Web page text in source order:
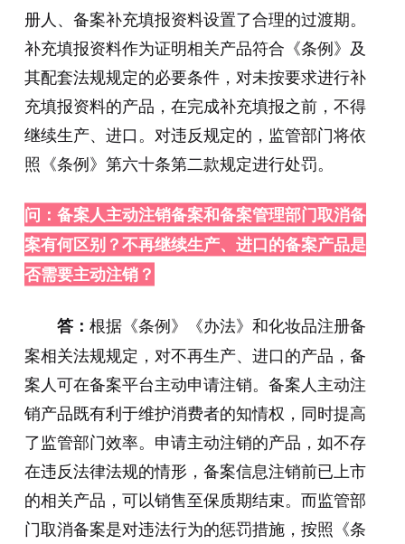
册人、备案补充填报资料设置了合理的过渡期。
补充填报资料作为证明相关产品符合《条例》及
其配套法规规定的必要条件，对未按要求进行补
充填报资料的产品，在完成补充填报之前，不得
继续生产、进口。对违反规定的，监管部门将依
照《条例》第六十条第二款规定进行处罚。
问：备案人主动注销备案和备案管理部门取消备
案有何区别？不再继续生产、进口的备案产品是
否需要主动注销？
答： 根据《条例》《办法》和化妆品注册备
案相关法规规定，对不再生产、进口的产品，备
案人可在备案平台主动申请注销。备案人主动注
销产品既有利于维护消费者的知情权，同时提高
了监管部门效率。申请主动注销的产品，如不存
在违反法律法规的情形，备案信息注销前已上市
的相关产品，可以销售至保质期结束。而监管部
门取消备案是对违法行为的惩罚措施，按照《条